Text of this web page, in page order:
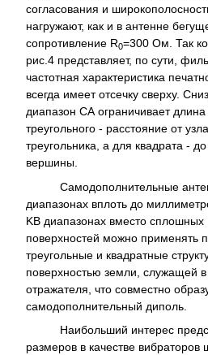
согласования и
нагружают, как и в антенне
сопротивление R0=300 Ом. Так
рис.4 представляет, по сути,
частотная характеристика
всегда имеет отсечку сверху.
диапазон СА ограничивает
треугольного - расстояние от
треугольника, а для квадрата -
вершины.
Самодополнительные
диапазонах вплоть до
KB диапазонах вместо сплошных
поверхностей можно применять
треугольные и квадратные
поверхностью земли, служащей в
отражателя, что совместно
самодополнительный диполь.
Наибольший интерес
размеров в качестве